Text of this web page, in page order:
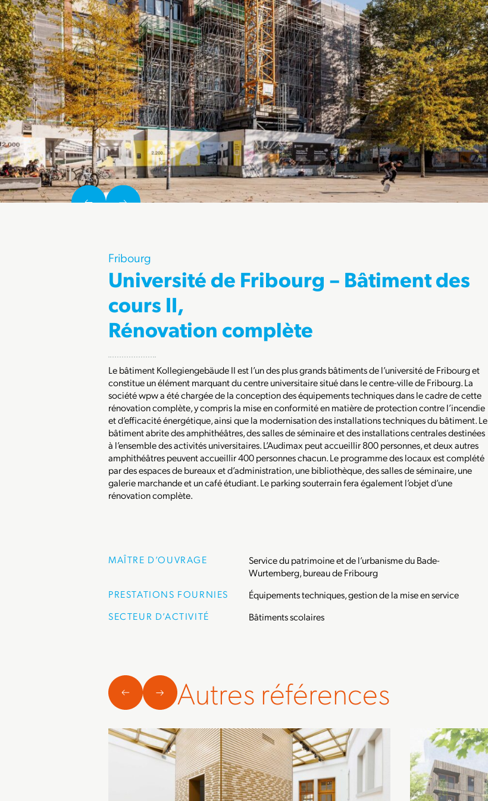
Fribourg
Université de Fribourg – Bâtiment des
cours II,
Rénovation complète
Le bâtiment Kollegiengebäude II est l’un des plus grands bâtiments de l’université de Fribourg et
constitue un élément marquant du centre universitaire situé dans le centre-ville de Fribourg. La
société wpw a été chargée de la conception des équipements techniques dans le cadre de cette
rénovation complète, y compris la mise en conformité en matière de protection contre l’incendie
et d’efficacité énergétique, ainsi que la modernisation des installations techniques du bâtiment. Le
bâtiment abrite des amphithéâtres, des salles de séminaire et des installations centrales destinées
à l’ensemble des activités universitaires. L’Audimax peut accueillir 800 personnes, et deux autres
amphithéâtres peuvent accueillir 400 personnes chacun. Le programme des locaux est complété
par des espaces de bureaux et d’administration, une bibliothèque, des salles de séminaire, une
galerie marchande et un café étudiant. Le parking souterrain fera également l’objet d’une
rénovation complète.
MAÎTRE D’OUVRAGE
Service du patrimoine et de l’urbanisme du Bade-
Wurtemberg, bureau de Fribourg
PRESTATIONS FOURNIES
Équipements techniques, gestion de la mise en service
SECTEUR D’ACTIVITÉ
Bâtiments scolaires
Autres références